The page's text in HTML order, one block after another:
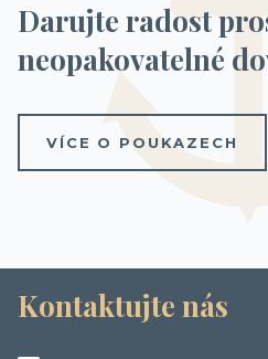
Darujte radost
neopakovatelné
VÍCE O POUKAZECH
Kontaktujte nás